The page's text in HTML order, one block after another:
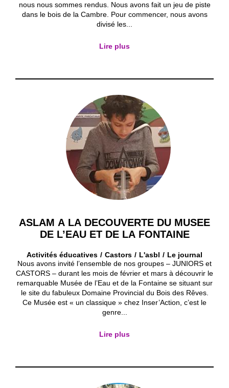
nous nous sommes rendus. Nous avons fait un jeu de piste
dans le bois de la Cambre. Pour commencer, nous avons
divisé les...
Lire plus
ASLAM A LA DECOUVERTE DU MUSEE
DE L’EAU ET DE LA FONTAINE
Activités éducatives Castors L'asbl
Le journal
Nous avons invité l’ensemble de nos groupes – JUNIORS et
CASTORS – durant les mois de février et mars à découvrir le
remarquable Musée de l’Eau et de la Fontaine se situant sur
le site du fabuleux Domaine Provincial du Bois des Rêves.
Ce Musée est « un classique » chez Inser’Action, c’est le
genre...
Lire plus